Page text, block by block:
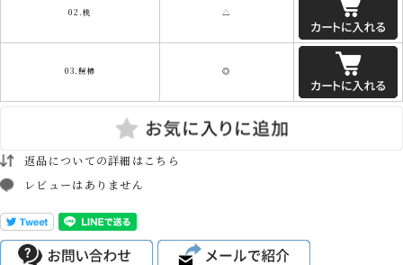
02.桃 △
03.照柿 ◎
返品についての詳細はこちら
レビューはありません